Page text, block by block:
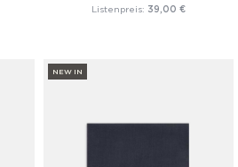
Listenpreis: 39,00 €
NEW IN